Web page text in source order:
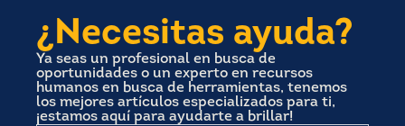
¿Necesitas ayuda?
Ya seas un profesional en busca de
oportunidades o un experto en recursos
humanos en busca de herramientas, tenemos
los mejores artículos especializados para ti,
¡estamos aquí para ayudarte a brillar!